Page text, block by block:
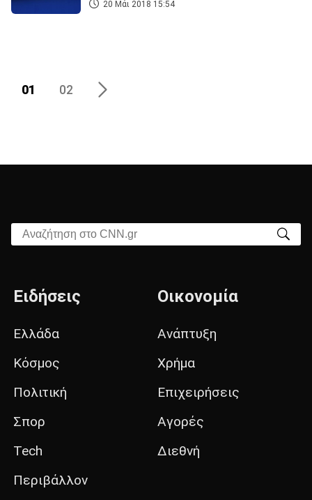
20 Μάι 2018 15:54
01 02
Αναζήτηση στο CNN.gr
Ειδήσεις
Ελλάδα
Κόσμος
Πολιτική
Σπορ
Tech
Περιβάλλον
Οικονομία
Ανάπτυξη
Χρήμα
Επιχειρήσεις
Αγορές
Διεθνή